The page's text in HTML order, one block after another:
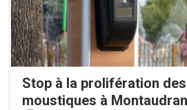
Stop à la prolifération des
moustiques à Montaudran